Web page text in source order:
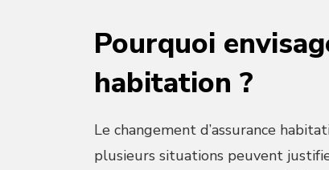
Pourquoi
habitation ?
Le changement d’assurance
plusieurs situations peuvent